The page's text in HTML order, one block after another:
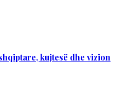
kujtesë dhe vizion